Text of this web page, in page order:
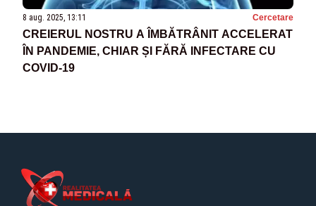
8 aug. 2025, 13:11 Cercetare
CREIERUL NOSTRU A ÎMBĂTRÂNIT ACCELERAT
ÎN PANDEMIE, CHIAR ȘI FĂRĂ INFECTARE CU
COVID-19